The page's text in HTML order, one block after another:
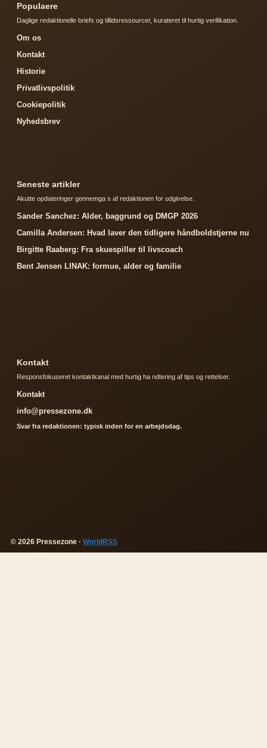
Populaere
Daglige redaktionelle briefs og tillidsressourcer, kurateret til hurtig verifikation.
Om os
Kontakt
Historie
Privatlivspolitik
Cookiepolitik
Nyhedsbrev
Seneste artikler
Akutte opdateringer gennemga s af redaktionen for udgivelse.
Sander Sanchez: Alder, baggrund og DMGP 2026
Camilla Andersen: Hvad laver den tidligere håndboldstjerne nu
Birgitte Raaberg: Fra skuespiller til livscoach
Bent Jensen LINAK: formue, alder og familie
Kontakt
Responsfokuseret kontaktkanal med hurtig ha ndtering af tips og rettelser.
Kontakt
info@pressezone.dk
Svar fra redaktionen: typisk inden for en arbejdsdag.
© 2026 Pressezone · WorldRSS